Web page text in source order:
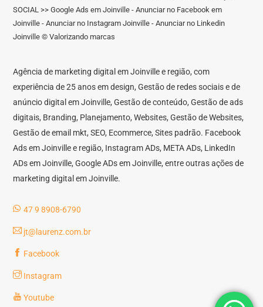
SOCIAL >> Google Ads em Joinville - Anunciar no Facebook em
Joinville - Anunciar no Instagram Joinville - Anunciar no Linkedin
Joinville © Valorizando marcas
Agência de marketing digital em Joinville e região, com
experiência de 25 anos em design, Gestão de redes sociais e de
anúncio digital em Joinville, Gestão de conteúdo, Gestão de ads
digitais, Branding, Planejamento, Websites, Gestão de Websites,
Gestão de email mkt, SEO, Ecommerce, Sites padrão. Facebook
Ads em Joinville e região, Instagram ADs, META ADs, LinkedIn
ADs em Joinville, Google ADs em Joinville, entre outras ações de
marketing digital em Joinville.
47 9 8908-6790
jt@laurenz.com.br
Facebook
Instagram
Youtube